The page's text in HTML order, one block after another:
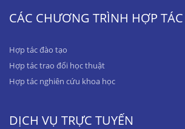
CÁC CHƯƠNG TRÌNH HỢP TÁC
Hợp tác đào tạo
Hợp tác trao đổi học thuật
Hợp tác nghiên cứu khoa học
DỊCH VỤ TRỰC TUYẾN